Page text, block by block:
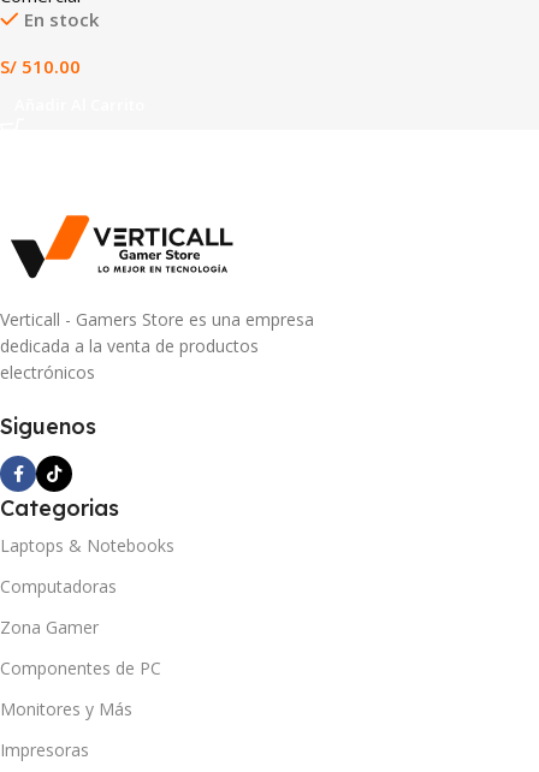
En stock
S/ 510.00
Verticall - Gamers Store es una empresa
dedicada a la venta de productos
electrónicos
Siguenos
Categorias
Laptops & Notebooks
Computadoras
Zona Gamer
Componentes de PC
Monitores y Más
Impresoras